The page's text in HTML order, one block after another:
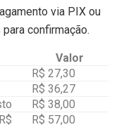
via PIX ou
confirmação.
Valor
R$ 27,30
R$ 36,27
R$ 38,00
R$ 57,00